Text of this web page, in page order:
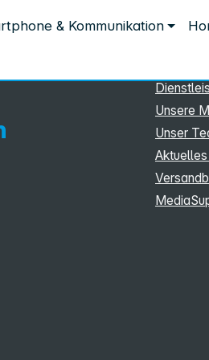
& Kommunikation
Unsere
Unser